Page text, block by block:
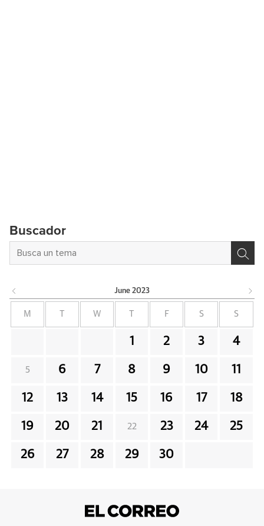
Buscador
June 2023
M W F S S
1 2 3 4
5 6 7 8 9 10 11
12 13 14 15 16 17 18
19 20 21 22 23 24 25
26 27 28 29 30